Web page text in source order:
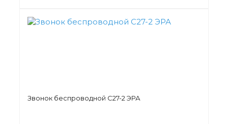
Звонок беспроводной C27-2 ЭРА